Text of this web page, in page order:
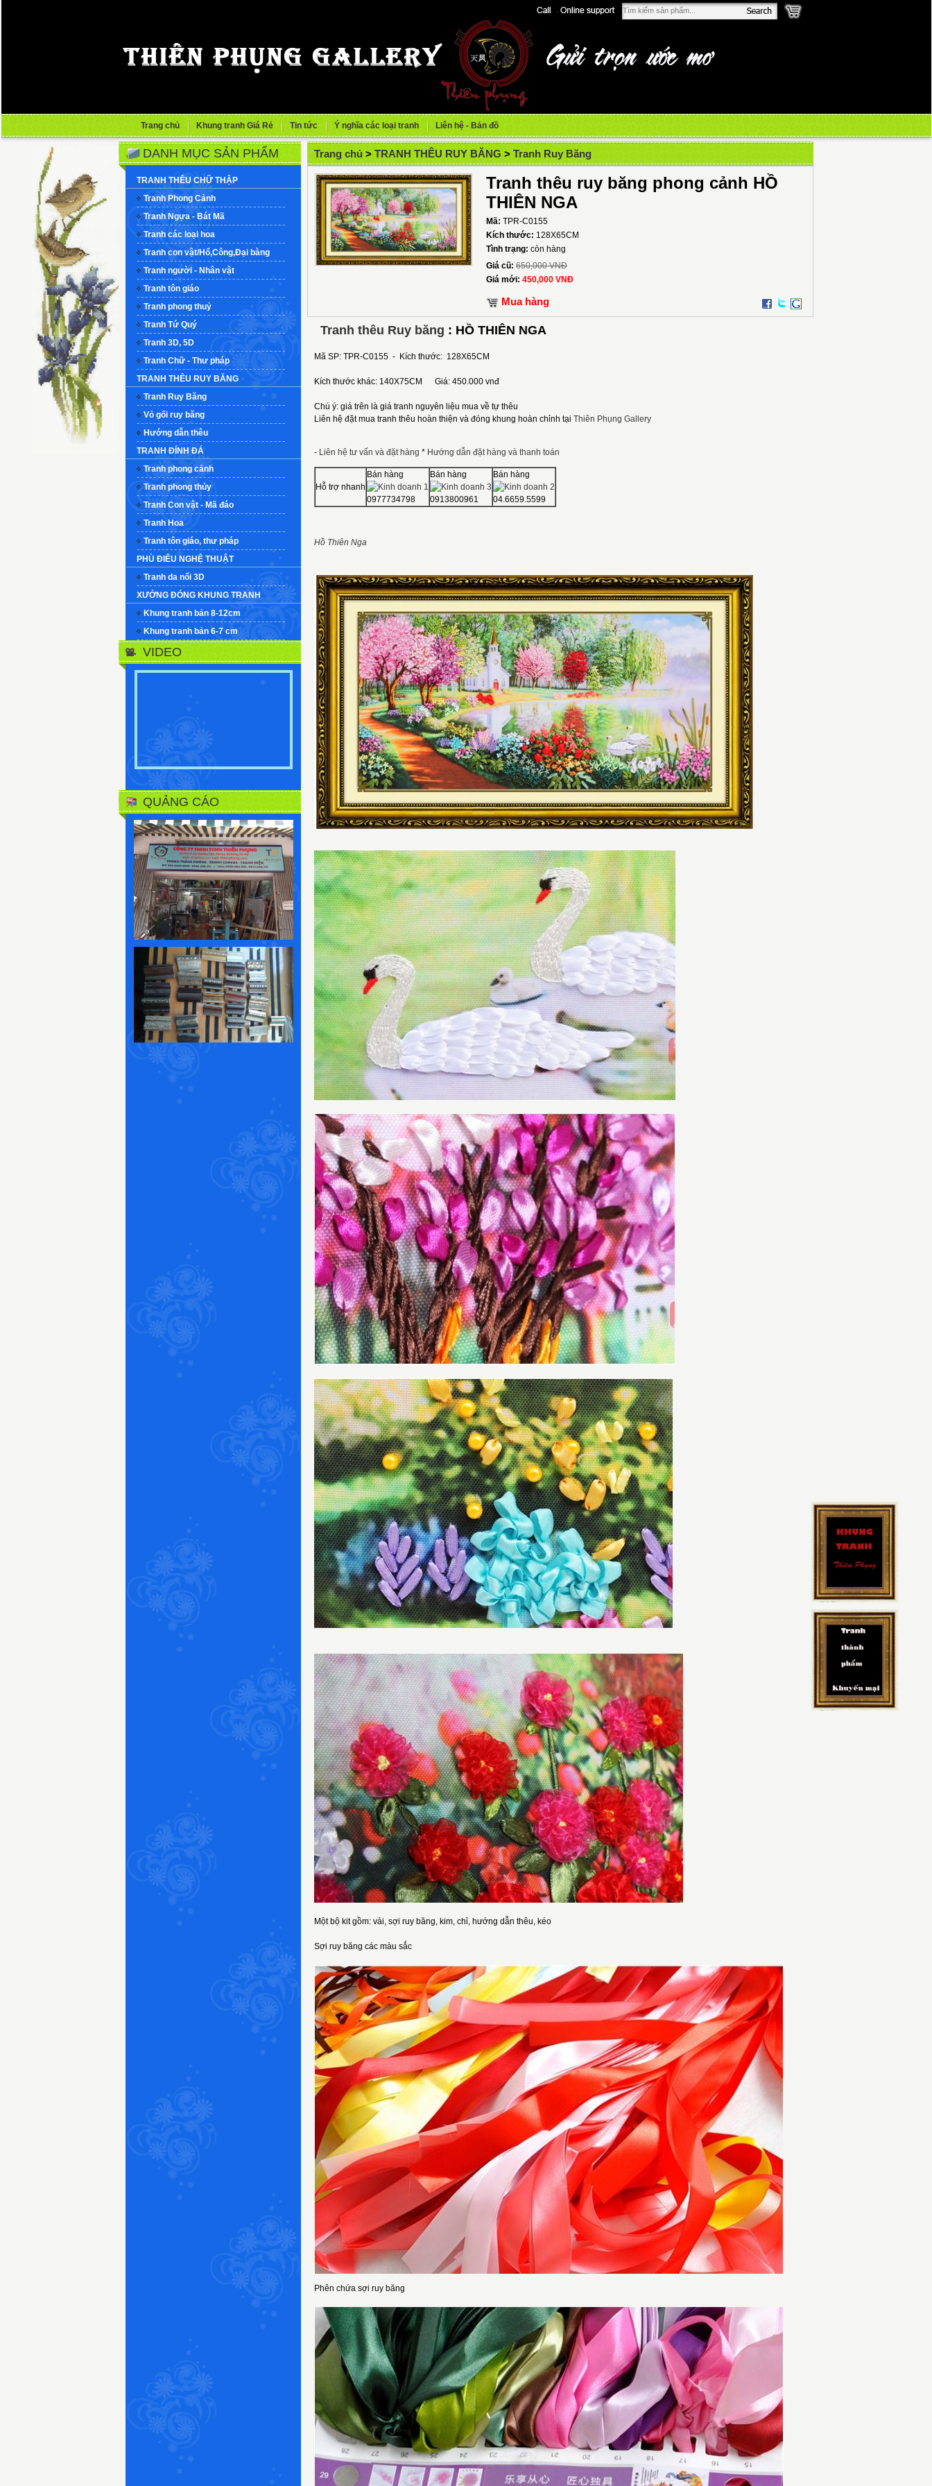
Trang chủ Khung tranh Giá Rẻ Tin tức Ý nghĩa các loại tranh Liên hệ - Bản đồ
DANH MỤC SẢN PHẨM
TRANH THÊU CHỮ THẬP
Tranh Phong Cảnh
Tranh Ngựa - Bát Mã
Tranh các loại hoa
Tranh con vật/Hổ,Công,Đại bàng
Tranh người - Nhân vật
Tranh tôn giáo
Tranh phong thuỷ
Tranh Tứ Quý
Tranh 3D, 5D
Tranh Chữ - Thư pháp
TRANH THÊU RUY BĂNG
Tranh Ruy Băng
Vỏ gối ruy băng
Hướng dẫn thêu
TRANH ĐÍNH ĐÁ
Tranh phong cảnh
Tranh phong thủy
Tranh Con vật - Mã đáo
Tranh Hoa
Tranh tôn giáo, thư pháp
PHÙ ĐIÊU NGHỆ THUẬT
Tranh da nổi 3D
XƯỞNG ĐÓNG KHUNG TRANH
Khung tranh bản 8-12cm
Khung tranh bản 6-7 cm
VIDEO
QUẢNG CÁO
Trang chủ > TRANH THÊU RUY BĂNG > Tranh Ruy Băng
Tranh thêu ruy băng phong cảnh HỒ
THIÊN NGA
Mã: TPR-C0155
Kích thước: 128X65CM
Tình trạng: còn hàng
Giá cũ: 650,000 VNĐ
Giá mới: 450,000 VNĐ
Mua hàng
Tranh thêu Ruy băng : HỒ THIÊN NGA
Mã SP: TPR-C0155 - Kích thước: 128X65CM
Kích thước khác: 140X75CM Giá: 450.000 vnđ
Chú ý: giá trên là giá tranh nguyên liệu mua về tự thêu
Liên hệ đặt mua tranh thêu hoàn thiện và đóng khung hoàn chỉnh tại Thiên Phụng Gallery
- Liên hệ tư vấn và đặt hàng * Hướng dẫn đặt hàng và thanh toán
Hỗ trợ nhanh
Bán hàng
0977734798
Bán hàng
0913800961
Bán hàng
04.6659.5599
Hồ Thiên Nga
Một bộ kit gồm: vải, sợi ruy băng, kim, chỉ, hướng dẫn thêu, kéo
Sợi ruy băng các màu sắc
Phên chứa sợi ruy băng